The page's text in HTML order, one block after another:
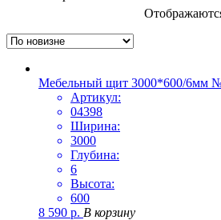
Мебельный щит 3000*600/6мм №
Артикул:
04398
Ширина:
3000
Глубина:
6
Высота:
600
8 590 р. В корзину